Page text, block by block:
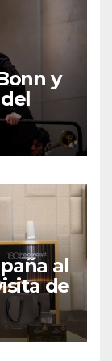
y
al
de
la
la